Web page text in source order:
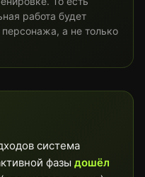
работа будет
а не только
система
фазы дошёл